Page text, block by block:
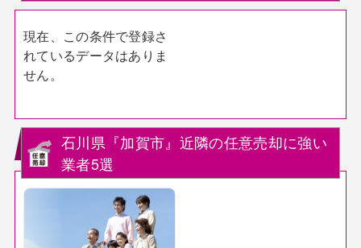
現在、この条件で登録さ
れているデータはありま
せん。
石川県『加賀市』近隣の任意売却に強い
業者5選